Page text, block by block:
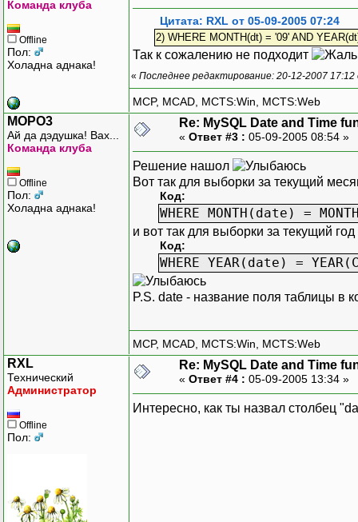
Команда клуба
Offline
Пол:
Холадна аднака!
Цитата: RXL от 05-09-2005 07:24
2) WHERE MONTH(dt) = '09' AND
Так к сожалению не подходит
« Последнее редактирование: 20-12-2007
MCP, MCAD, MCTS:Win, MCTS:Web
MOPO3
Ай да дэдушка! Вах...
Команда клуба
Offline
Пол:
Холадна аднака!
Re: MySQL Date and Time
« Ответ #3 : 05-09-2005 08:54 »
Решение нашол
Вот так для выборки за текущий
Код:
WHERE MONTH(date) =
и вот так для выборки за текущий год
Код:
WHERE YEAR(date) =
P.S. date - название поля таблицы в
MCP, MCAD, MCTS:Win, MCTS:Web
RXL
Технический
Администратор
Offline
Пол:
Re: MySQL Date and Time
« Ответ #4 : 05-09-2005 13:34 »
Интересно, как ты назвал столбец